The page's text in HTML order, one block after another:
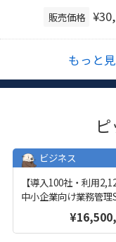
販売価格
もっと
ビジネス
【導入100社・利用
中小企業向け業務管理